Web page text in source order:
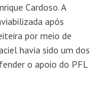
Cardoso. A
após
por meio de
havia sido um dos
o apoio do PFL